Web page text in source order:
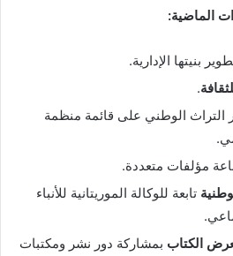
الماضية:
بنيتها الإدارية.
.
الوطني على قائمة منظمة
مؤلفات متعددة.
تابعة للوكالة الموريتانية للأنباء
الكتاب بمشاركة دور نشر ومكتبات